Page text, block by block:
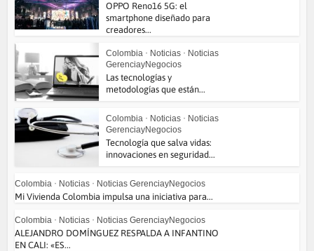
OPPO Reno16 5G: el
smartphone diseñado para
creadores...
Colombia • Noticias • Noticias
GerenciayNegocios
Las tecnologías y
metodologías que están...
Colombia • Noticias • Noticias
GerenciayNegocios
Tecnología que salva vidas:
innovaciones en seguridad...
Colombia • Noticias • Noticias GerenciayNegocios
Mi Vivienda Colombia impulsa una iniciativa para...
Colombia • Noticias • Noticias GerenciayNegocios
ALEJANDRO DOMÍNGUEZ RESPALDA A INFANTINO
EN CALI: «ES...